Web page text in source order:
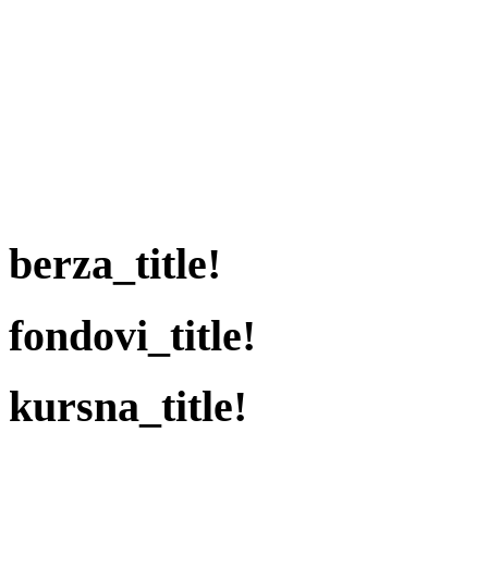
berza_title!
fondovi_title!
kursna_title!